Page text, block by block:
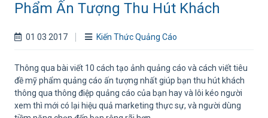
Phẩm Ấn Tượng Thu Hút Khách
01 03 2017 Kiến Thức Quảng Cáo
Thông qua bài viết 10 cách tạo ảnh quảng cáo và cách viết tiêu
đề mỹ phẩm quảng cáo ấn tượng nhất giúp bạn thu hút khách
thông qua thông điệp quảng cáo của bạn hay và lôi kéo người
xem thì mới có lại hiệu quả marketing thực sự, và người dùng